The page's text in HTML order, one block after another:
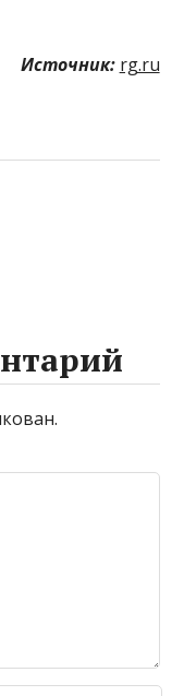
Источник: rg.ru